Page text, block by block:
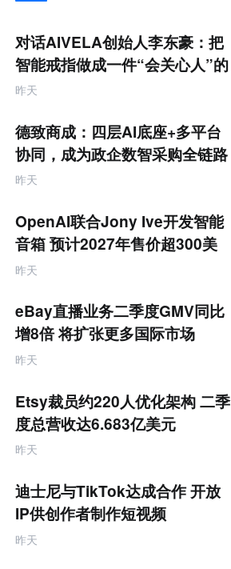
来
零
售
跨
境
商
产
业
互
联
网
对话AIVELA创始人李东豪：把
智能戒指做成一件“会关心人”的
饰品
昨天
德致商成：四层AI底座+多平台
协同，成为政企数智采购全链路
服务商
昨天
OpenAI联合Jony Ive开发智能
音箱 预计2027年售价超300美
元
昨天
eBay直播业务二季度GMV同比
增8倍 将扩张更多国际市场
昨天
Etsy裁员约220人优化架构 二季
度总营收达6.683亿美元
昨天
迪士尼与TikTok达成合作 开放
IP供创作者制作短视频
昨天